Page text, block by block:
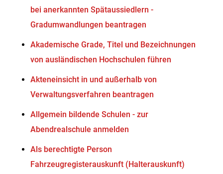
bei anerkannten Spätaussiedlern -
Gradumwandlungen beantragen
Akademische Grade, Titel und Bezeichnungen
von ausländischen Hochschulen führen
Akteneinsicht in und außerhalb von
Verwaltungsverfahren beantragen
Allgemein bildende Schulen - zur
Abendrealschule anmelden
Als berechtigte Person
Fahrzeugregisterauskunft (Halterauskunft)